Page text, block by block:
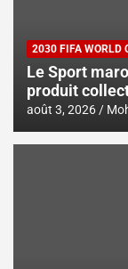
2030 FIFA WORLD
Le Sport
produit
août 3, 2026